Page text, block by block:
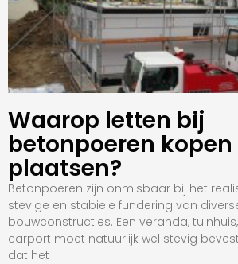
Waarop letten bij
betonpoeren kopen
plaatsen?
Betonpoeren zijn onmisbaar bij het
stevige en stabiele fundering van
bouwconstructies. Een veranda,
carport moet natuurlijk wel stevig
dat het